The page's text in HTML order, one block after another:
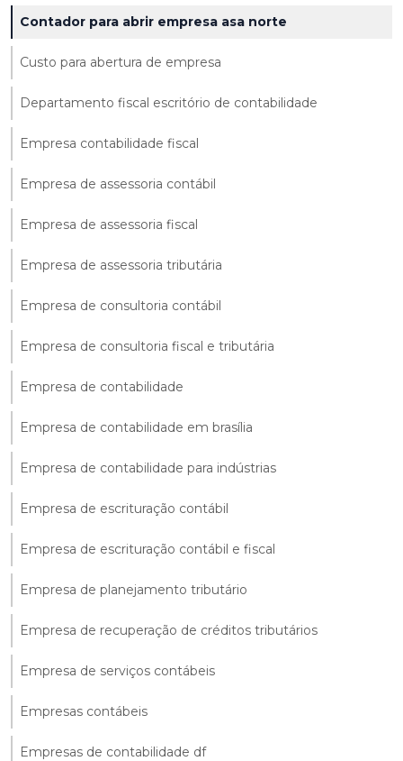
Contador para abrir empresa asa norte
Custo para abertura de empresa
Departamento fiscal escritório de contabilidade
Empresa contabilidade fiscal
Empresa de assessoria contábil
Empresa de assessoria fiscal
Empresa de assessoria tributária
Empresa de consultoria contábil
Empresa de consultoria fiscal e tributária
Empresa de contabilidade
Empresa de contabilidade em brasília
Empresa de contabilidade para indústrias
Empresa de escrituração contábil
Empresa de escrituração contábil e fiscal
Empresa de planejamento tributário
Empresa de recuperação de créditos tributários
Empresa de serviços contábeis
Empresas contábeis
Empresas de contabilidade df